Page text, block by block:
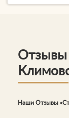
Отзывы
Наши Отзывы